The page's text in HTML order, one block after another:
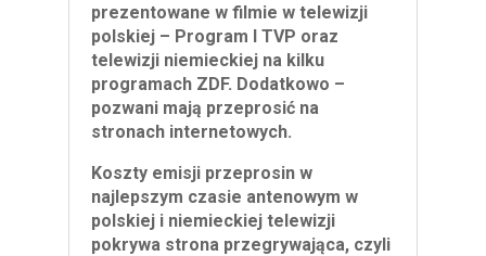
prezentowane w filmie w telewizji
polskiej – Program I TVP oraz
telewizji niemieckiej na kilku
programach ZDF. Dodatkowo –
pozwani mają przeprosić na
stronach internetowych.
Koszty emisji przeprosin w
najlepszym czasie antenowym w
polskiej i niemieckiej telewizji
pokrywa strona przegrywająca, czyli